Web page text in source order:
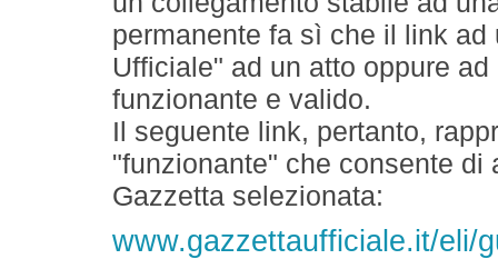
permanente fa sì che il link
Ufficiale" ad un atto oppure
funzionante e valido.
Il seguente link, pertanto,
"funzionante" che consente
Gazzetta selezionata:
www.gazzettaufficiale.it/eli/